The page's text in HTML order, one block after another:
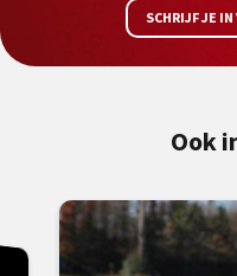
SCHRIJF JE
Ook